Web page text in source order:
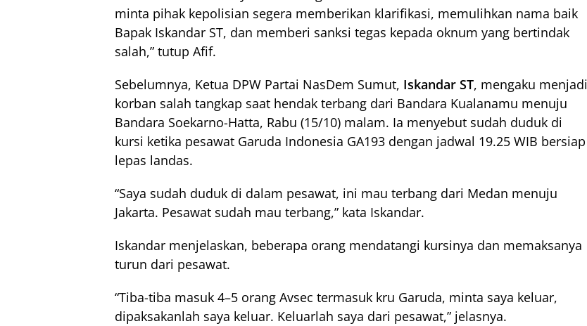
minta pihak kepolisian segera memberikan klarifikasi, memulihkan nama baik
Bapak Iskandar ST, dan memberi sanksi tegas kepada oknum yang bertindak
salah,” tutup Afif.
Sebelumnya, Ketua DPW Partai NasDem Sumut, Iskandar ST, mengaku menjadi
korban salah tangkap saat hendak terbang dari Bandara Kualanamu menuju
Bandara Soekarno-Hatta, Rabu (15/10) malam. Ia menyebut sudah duduk di
kursi ketika pesawat Garuda Indonesia GA193 dengan jadwal 19.25 WIB bersiap
lepas landas.
“Saya sudah duduk di dalam pesawat, ini mau terbang dari Medan menuju
Jakarta. Pesawat sudah mau terbang,” kata Iskandar.
Iskandar menjelaskan, beberapa orang mendatangi kursinya dan memaksanya
turun dari pesawat.
“Tiba-tiba masuk 4–5 orang Avsec termasuk kru Garuda, minta saya keluar,
dipaksakanlah saya keluar. Keluarlah saya dari pesawat,” jelasnya.